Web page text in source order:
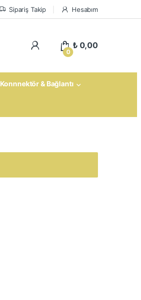
Sipariş Takip Hesabım
My Account
0
₺0,00
Konnnektör & Bağlantı